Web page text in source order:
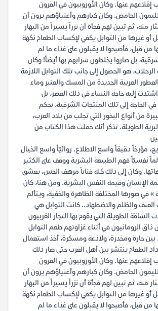
عنها. وكان الأوروبيون في القرون
الحامض. وكان كبارهم وأغنياؤهم يرون أن
منه، ثم تبين لهم فجأة أن نزراً يسيراً من البهار
أو غيرها من التوابل يكفي لإكساب الطعام نكهة
من قبل، فأصبحوا لا يقبلون على غذاء ما لم
بل صاروا يخلطون شرابهم بها أيضاً! وكان
هو الحصول إلى جانب تلك التوابل اللازمة
العربية الجديدة من المسك والعنبر وماء
اشتدت إليه حاجة النساء في ذلك العصر، بل
الحاجة إلى تلك المنتجات الشرقية، بحكم
من أنواع البخور التي تجلب من بلاد العرب،
الطويلة. تذكر أنك حملت هذا الكتاب من
مؤرخاً دقيقاً واسع الاطلاع. روائيّاً واسع الخيال
نفسيّاً فهم الطبيعة البشرية ووقف على الكثير
وكان إلى ذلك كله فناناً مرهف الحس، يعشق
الإنسان وقيمة النفس البشرية. ومن هنا، كان
» في صورها المختلفة الظاهرة والخفية، ويتألم
العنف والظلم والاضطهاد.. كانت التوابل هي
الشاقة الطويلة التي يقوم بها التجار الغربيون
ذاق الرومانيون في أثناء غزاوتهم طعم التوابل
بين حارة ومخدرة، ولاذعة ومسكرة، أخذ استعمال
الطعام ينتشر بين أهل الغرب حتى صار ذلك
عنها. وكان الأوروبيون في القرون
الحامض. وكان كبارهم وأغنياؤهم يرون أن
منه، ثم تبين لهم فجأة أن نزراً يسيراً من البهار
أو غيرها من التوابل يكفي لإكساب الطعام نكهة
من قبل، فأصبحوا لا يقبلون على غذاء ما لم